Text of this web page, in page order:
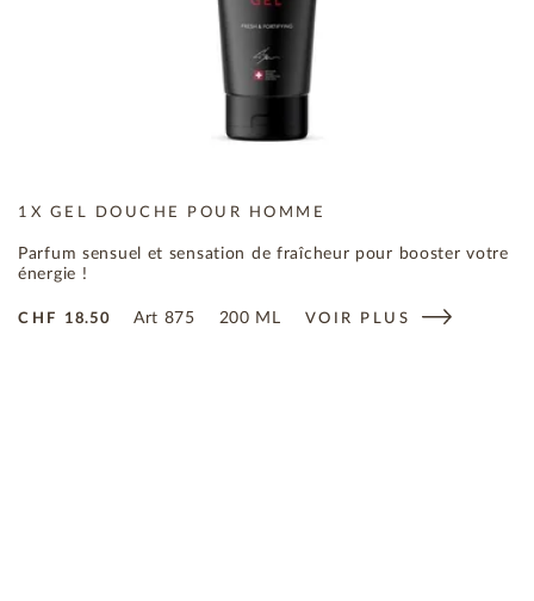
1X GEL DOUCHE POUR HOMME
Parfum sensuel et sensation de fraîcheur pour booster votre
énergie !
CHF 18.50 Art 875 200 ML VOIR PLUS